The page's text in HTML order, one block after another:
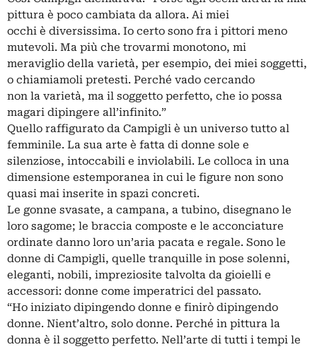
pittura è poco cambiata da allora. Ai miei
occhi è diversissima. Io certo sono fra i pittori meno
mutevoli. Ma più che trovarmi monotono, mi
meraviglio della varietà, per esempio, dei miei soggetti,
o chiamiamoli pretesti. Perché vado cercando
non la varietà, ma il soggetto perfetto, che io possa
magari dipingere all’infinito.”
Quello raffigurato da Campigli è un universo tutto al
femminile. La sua arte è fatta di donne sole e
silenziose, intoccabili e inviolabili. Le colloca in una
dimensione estemporanea in cui le figure non sono
quasi mai inserite in spazi concreti.
Le gonne svasate, a campana, a tubino, disegnano le
loro sagome; le braccia composte e le acconciature
ordinate danno loro un’aria pacata e regale. Sono le
donne di Campigli, quelle tranquille in pose solenni,
eleganti, nobili, impreziosite talvolta da gioielli e
accessori: donne come imperatrici del passato.
“Ho iniziato dipingendo donne e finirò dipingendo
donne. Nient’altro, solo donne. Perché in pittura la
donna è il soggetto perfetto. Nell’arte di tutti i tempi le